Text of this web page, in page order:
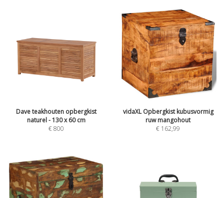
Dave teakhouten opbergkist
naturel - 130 x 60 cm
€800
vidaXL Opbergkist kubusvormig
ruw mangohout
€ 162,99